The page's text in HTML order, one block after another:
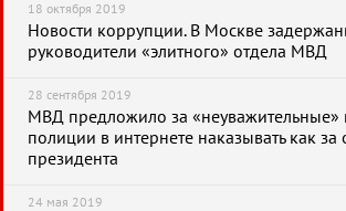
18 октября 2019
Новости коррупции. В Москве
руководители «элитного» отдела МВД
28 сентября 2019
МВД предложило за «неуважительные»
полиции в интернете наказывать как за
президента
24 мая 2019